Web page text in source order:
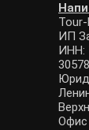
ИП
ИНН:
Офис